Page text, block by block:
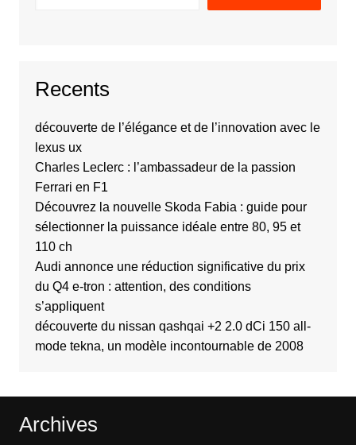
Recents
découverte de l’élégance et de l’innovation avec le
lexus ux
Charles Leclerc : l’ambassadeur de la passion
Ferrari en F1
Découvrez la nouvelle Skoda Fabia : guide pour
sélectionner la puissance idéale entre 80, 95 et
110 ch
Audi annonce une réduction significative du prix
du Q4 e-tron : attention, des conditions
s’appliquent
découverte du nissan qashqai +2 2.0 dCi 150 all-
mode tekna, un modèle incontournable de 2008
Archives